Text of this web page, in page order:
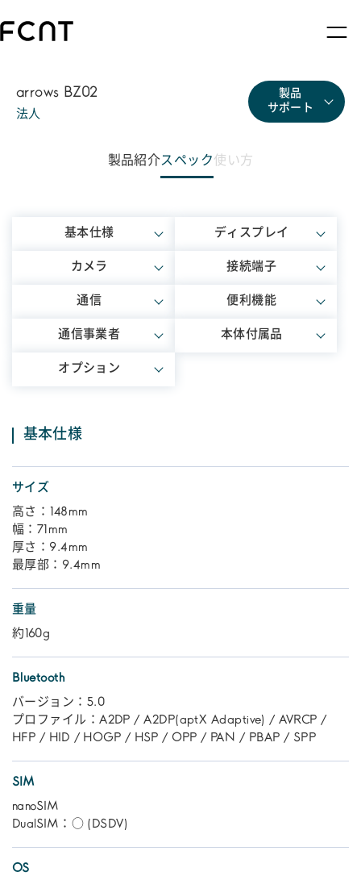
arrows BZ02
法人
製品紹介スペック使い方
製品
サポート
基本仕様 ディスプレイ
カメラ 接続端子
通信 便利機能
通信事業者 本体付属品
オプション
基本仕様
サイズ
高さ：148mm
幅：71mm
厚さ：9.4mm
最厚部：9.4mm
重量
約160g
Bluetooth
バージョン：5.0
プロファイル：A2DP / A2DP(aptX Adaptive) / AVRCP /
HFP / HID / HOGP / HSP / OPP / PAN / PBAP / SPP
SIM
nanoSIM
DualSIM：○ (DSDV)
OS